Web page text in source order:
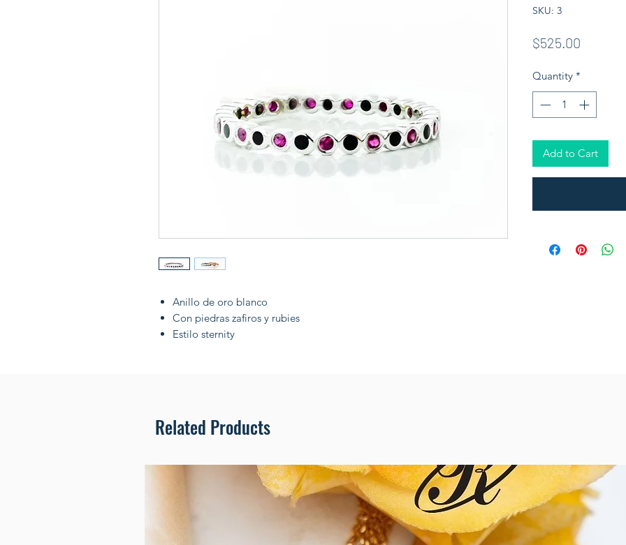
Anillo de oro blanco
Con piedras zafiros y rubies
Estilo sternity
SKU: 3
$525.00
Quantity *
Add to Cart
Related Products